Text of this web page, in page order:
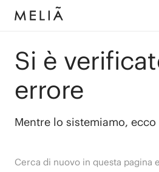
Si è
errore
Mentre lo sistemiamo,
Cerca di nuovo in questa pagina